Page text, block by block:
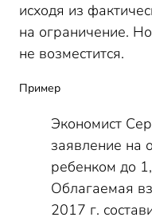
исходя из
на ограничение.
не возместится.
Пример
Экономист
заявление на
ребенком до
Облагаемая
2017 г.